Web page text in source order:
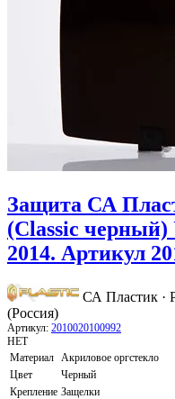
Защита СА
(Classic черный)
2014. Артикул
СА Пластик ·
(Россия)
Артикул: 2010020100992
НЕТ
Материал Акриловое оргстекло
Цвет
Черный
Крепление Защелки